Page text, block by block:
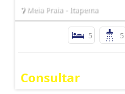
Meia Praia - Itapema
5 5
Consultar